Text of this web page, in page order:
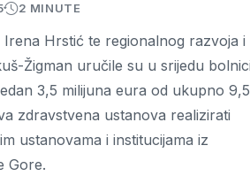
2 MINUTE
Hrstić te regionalnog razvoja i
Žigman uručile su u srijedu
3,5 milijuna eura od ukupno 9,5
zdravstvena ustanova realizirati
ustanovama i institucijama iz
Gore.